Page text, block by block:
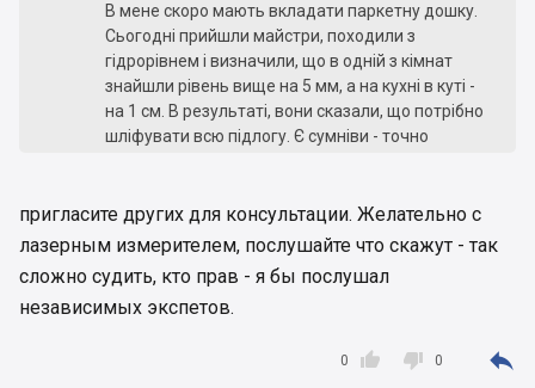
В мене скоро мають вкладати паркетну дошку.
Сьогодні прийшли майстри, походили з
гідрорівнем і визначили, що в одній з кімнат
знайшли рівень вище на 5 мм, а на кухні в куті -
на 1 см. В результаті, вони сказали, що потрібно
шліфувати всю підлогу. Є сумніви - точно
перше, в квартирі лазерна стяжка. По-друге,
читав, що при вкладанні ламінату/паркетної
дошки не має перепадів більше 2 мм на 2
метрах, а не вся підлога в виведена в нуль.
Перевіряв підлогу з правилом - більше 1-1,5 мм
пригласите других для консультации. Желательно с
лазерным измерителем, послушайте что скажут - так
сложно судить, кто прав - я бы послушал
независимых экспетов.

0  0 